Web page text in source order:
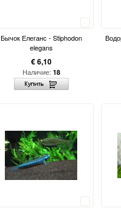
Бычок Елеганс - Stiphodon
elegans
€ 6,10
Наличие: 18